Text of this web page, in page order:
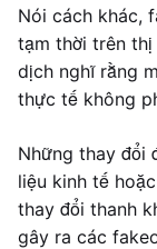
Nói cách khác,
tạm thời trên thị
dịch nghĩ rằng
thực tế không
Những thay đổi
liệu kinh tế
thay đổi thanh
gây ra các